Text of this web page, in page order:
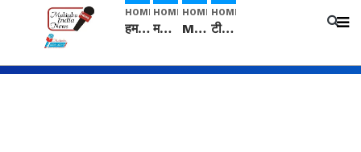
HOME
हम सनातनी..." सांसद kangana Ranaut से क्या बोली लड़की? Viral Jantar-Mantar | CJP protest
HOME
मनीषा हत्याकांड: हत्या, आत्महत्या या कोई बड़ा राज? | Full Story | Josh Haryana
HOME
Mangalsutra: हिंदू धर्म में शादी के बाद मंगलसूत्र क्यों पहनती है महिलाएं, किसने शुरु की ये परंपरा
HOME
टीम बीकेई ने एग्रीकल्चर ग्रेड की यूरिया खाद गट्टों में बदलकर टेक्निकल ग्रेड में बेचने वालों पर करवाई कार्रवाई: लखविंदर सिंह औलख